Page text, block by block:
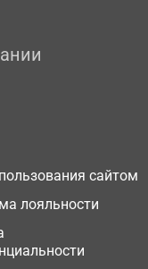
сайтом
лояльности